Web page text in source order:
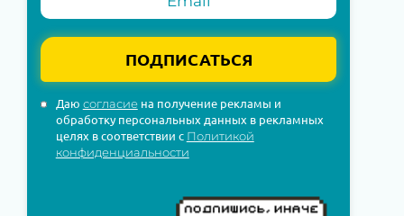
ПОДПИСАТЬСЯ
Даю согласиена получение рекламы и
обработку персональных данных в рекламных
целях в соответствии с Политикой
конфиденциальности